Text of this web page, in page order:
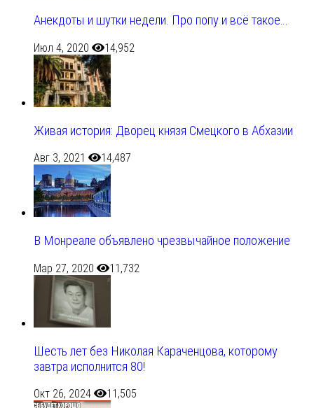
Анекдоты и шутки недели. Про попу и всё такое…
Июл 4, 2020 14,952
Живая история: Дворец князя Смецкого в Абхазии
Авг 3, 2021 14,487
В Монреале объявлено чрезвычайное положение
Мар 27, 2020 11,732
Шесть лет без Николая Караченцова, которому
завтра исполнится 80!
Окт 26, 2024 11,505